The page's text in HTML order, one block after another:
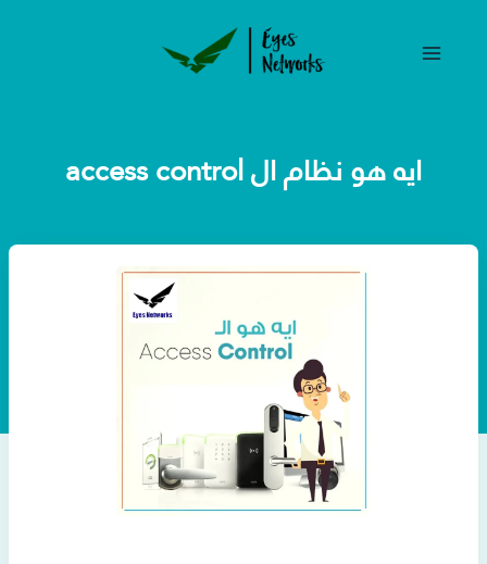
المحتوى
ايه هو نظام ال access control